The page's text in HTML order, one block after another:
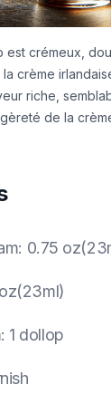
est crémeux,
crème
riche,
de la
: 0.75
: 1 dollop